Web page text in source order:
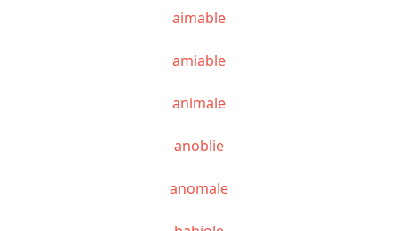
aimable
amiable
animale
anoblie
anomale